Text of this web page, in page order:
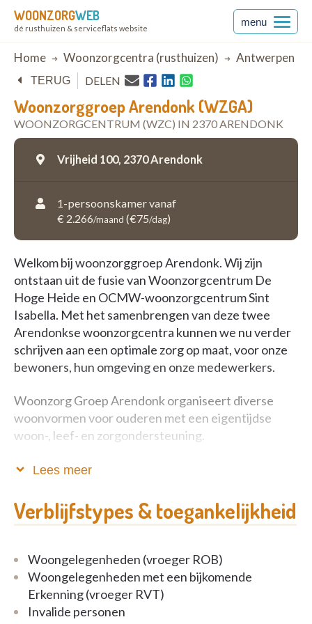
WOONZORGWEB
dé rusthuizen & serviceflats website
menu
Breadcrumb
Home Woonzorgcentra (rusthuizen) Antwerpen
Woonzorggroep Arendonk (WZGA)
WOONZORGCENTRUM (WZC) IN 2370 ARENDONK
TERUG DELEN
Vrijheid 100, 2370 Arendonk
1-persoonskamer vanaf
€ 2.266/maand (€75/dag)
Welkom bij woonzorggroep Arendonk. Wij zijn
ontstaan uit de fusie van Woonzorgcentrum De
Hoge Heide en OCMW-woonzorgcentrum Sint
Isabella. Met het samenbrengen van deze twee
Arendonkse woonzorgcentra kunnen we nu verder
schrijven aan een optimale zorg op maat, voor onze
bewoners, hun omgeving en onze medewerkers.
Woonzorg Groep Arendonk organiseert diverse
woonvormen voor ouderen met een eigentijdse
woon-, leef- en zorgondersteuning.
Als het moment bereikt wordt waar het wonen in de
zijn wij voor u en uw familie een aanspreekpunt. Wij
maken deel uit van een netwerk dat een divers
vraag en behoefte, bieden wij u een nieuwe
woonomgeving aan in de dorpskern van Arendonk.
U leeft bij ons in een huiselijke woning samen met
Lees meer
Verblijfstypes & toegankelijkheid
Woongelegenheden (vroeger ROB)
Woongelegenheden met een bijkomende
Erkenning (vroeger RVT)
Invalide personen